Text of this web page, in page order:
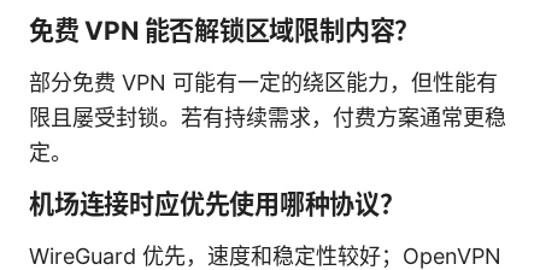
免费 VPN 能否解锁区域限制内容？
部分免费 VPN 可能有一定的绕区能力，但性能有
限且屡受封锁。若有持续需求，付费方案通常更稳
定。
机场连接时应优先使用哪种协议？
WireGuard 优先，速度和稳定性较好；OpenVPN